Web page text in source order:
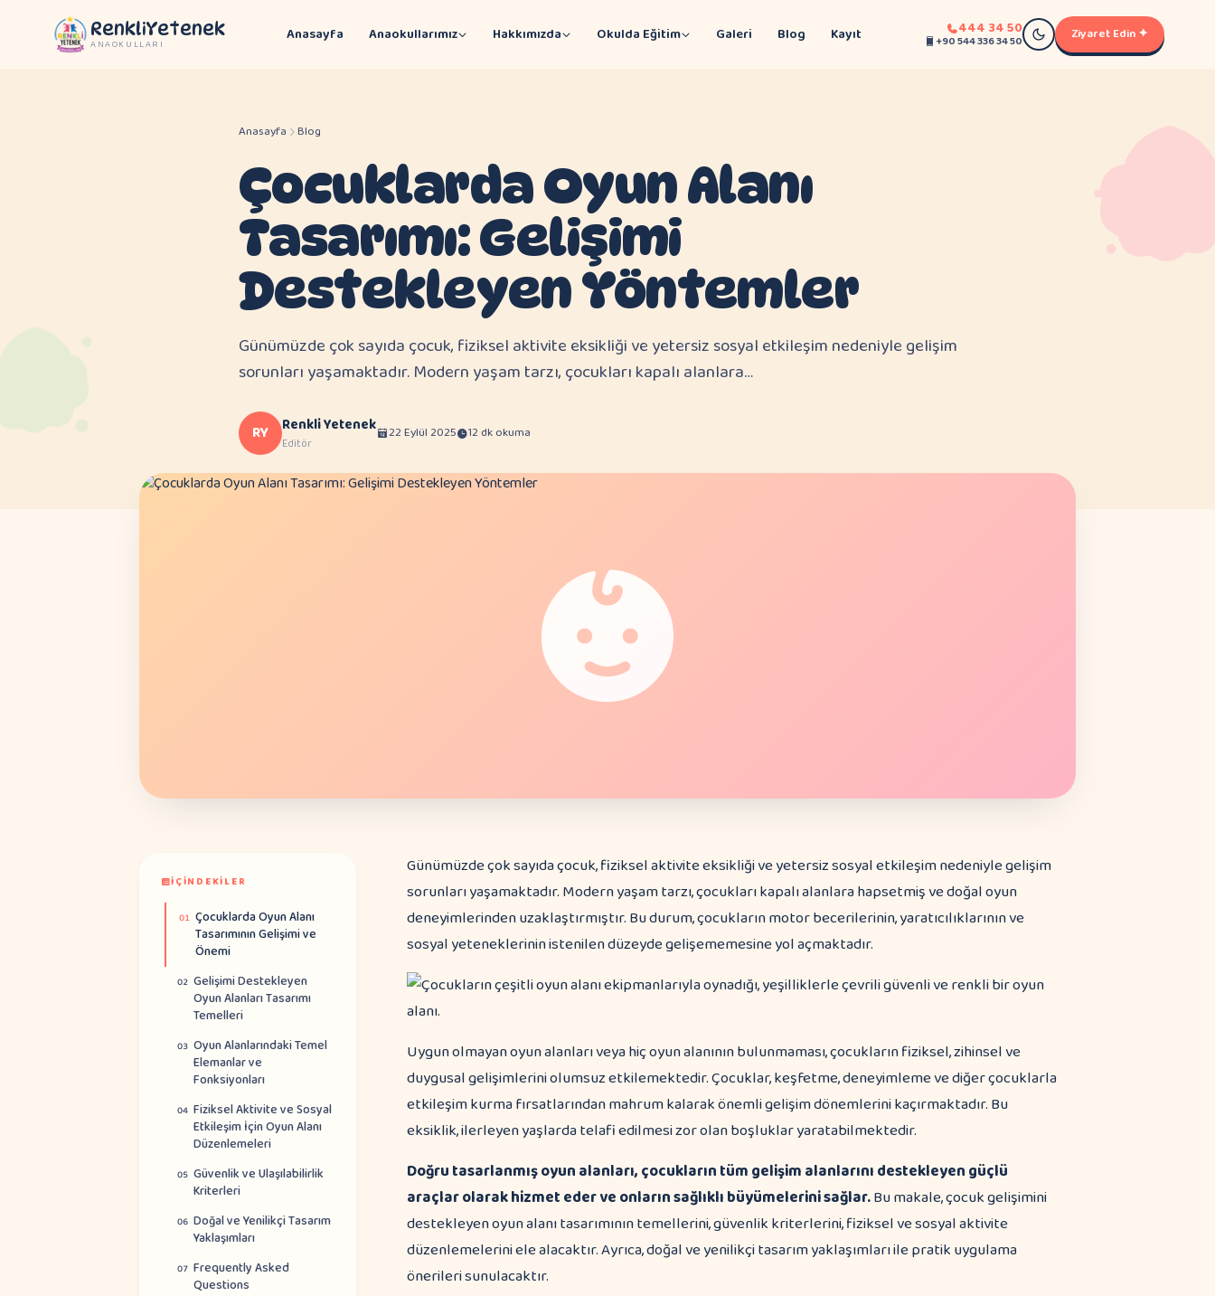
RenkliYetenek
ANAOKULLARI Anasayfa Anaokullarımız Hakkımızda Okulda Eğitim Galeri Blog Kayıt 444 34 50
+90 544 336 34 50 Ziyaret Edin ✦
Anasayfa Blog
Çocuklarda Oyun Alanı
Tasarımı: Gelişimi
Destekleyen Yöntemler
Günümüzde çok sayıda çocuk, fiziksel aktivite eksikliği ve yetersiz sosyal etkileşim nedeniyle gelişim
sorunları yaşamaktadır. Modern yaşam tarzı, çocukları kapalı alanlara…
RY Renkli Yetenek
Editör
22 Eylül 2025 12 dk okuma
İÇINDEKILER
01 Çocuklarda Oyun Alanı
Tasarımının Gelişimi ve
Önemi
02 Gelişimi Destekleyen
Oyun Alanları Tasarımı
Temelleri
03 Oyun Alanlarındaki Temel
Elemanlar ve
Fonksiyonları
04 Fiziksel Aktivite ve Sosyal
Etkileşim İçin Oyun Alanı
Düzenlemeleri
05 Güvenlik ve Ulaşılabilirlik
Kriterleri
06 Doğal ve Yenilikçi Tasarım
Yaklaşımları
07 Frequently Asked
Questions
Günümüzde çok sayıda çocuk, fiziksel aktivite eksikliği ve yetersiz sosyal etkileşim nedeniyle gelişim
sorunları yaşamaktadır. Modern yaşam tarzı, çocukları kapalı alanlara hapsetmiş ve doğal oyun
deneyimlerinden uzaklaştırmıştır. Bu durum, çocukların motor becerilerinin, yaratıcılıklarının ve
sosyal yeteneklerinin istenilen düzeyde gelişememesine yol açmaktadır.
Uygun olmayan oyun alanları veya hiç oyun alanının bulunmaması, çocukların fiziksel, zihinsel ve
duygusal gelişimlerini olumsuz etkilemektedir. Çocuklar, keşfetme, deneyimleme ve diğer çocuklarla
etkileşim kurma fırsatlarından mahrum kalarak önemli gelişim dönemlerini kaçırmaktadır. Bu
eksiklik, ilerleyen yaşlarda telafi edilmesi zor olan boşluklar yaratabilmektedir.
Doğru tasarlanmış oyun alanları, çocukların tüm gelişim alanlarını destekleyen güçlü
araçlar olarak hizmet eder ve onların sağlıklı büyümelerini sağlar.Bu makale, çocuk gelişimini
destekleyen oyun alanı tasarımının temellerini, güvenlik kriterlerini, fiziksel ve sosyal aktivite
düzenlemelerini ele alacaktır. Ayrıca, doğal ve yenilikçi tasarım yaklaşımları ile pratik uygulama
önerileri sunulacaktır.